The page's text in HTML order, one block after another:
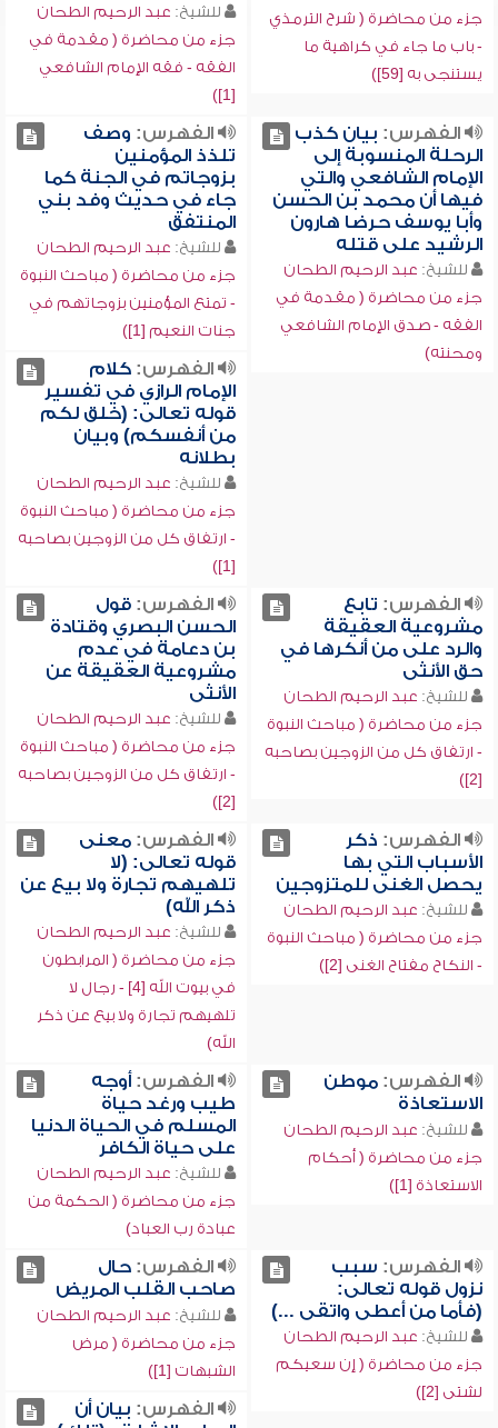
جزء من محاضرة ( شرح الترمذي
- باب ما جاء في كراهية ما
يستنجى به [59])
للشيخ: عبد الرحيم الطحان
جزء من محاضرة ( مقدمة في
الفقه - فقه الإمام الشافعي
[1])
الفهرس: بيان كذب
الرحلة المنسوبة إلى
الإمام الشافعي والتي
فيها أن محمد بن الحسن
وأبا يوسف حرضا هارون
الرشيد على قتله
للشيخ: عبد الرحيم الطحان
جزء من محاضرة ( مقدمة في
الفقه - صدق الإمام الشافعي
ومحنته)
الفهرس: وصف
تلذذ المؤمنين
بزوجاتم في الجنة كما
جاء في حديث وفد بني
المنتفق
للشيخ: عبد الرحيم الطحان
جزء من محاضرة ( مباحث النبوة
- تمتع المؤمنين بزوجاتهم في
جنات النعيم [1])
الفهرس:كلام
الإمام الرازي في تفسير
قوله تعالى: (خلق لكم
من أنفسكم) وبيان
بطلانه
للشيخ: عبد الرحيم الطحان
جزء من محاضرة ( مباحث النبوة
- ارتفاق كل من الزوجين بصاحبه
[1])
الفهرس: تابع
مشروعية العقيقة
والرد على من أنكرها في
حق الأنثى
للشيخ: عبد الرحيم الطحان
جزء من محاضرة ( مباحث النبوة
- ارتفاق كل من الزوجين بصاحبه
[2])
الفهرس:قول
الحسن البصري وقتادة
بن دعامة في عدم
مشروعية العقيقة عن
الأنثى
للشيخ: عبد الرحيم الطحان
جزء من محاضرة ( مباحث النبوة
- ارتفاق كل من الزوجين بصاحبه
[2])
الفهرس: ذكر
الأسباب التي بها
يحصل الغنى للمتزوجين
للشيخ: عبد الرحيم الطحان
جزء من محاضرة ( مباحث النبوة
- النكاح مفتاح الغنى [2])
الفهرس:معنى
قوله تعالى: (لا
تلهيهم تجارة ولا بيع عن
ذكر الله)
للشيخ: عبد الرحيم الطحان
جزء من محاضرة ( المرابطون
في بيوت الله [4] - رجال لا
تلهيهم تجارة ولا بيع عن ذكر
الله)
الفهرس:موطن
الاستعاذة
للشيخ: عبد الرحيم الطحان
جزء من محاضرة ( أحكام
الاستعاذة [1])
الفهرس:أوجه
طيب ورغد حياة
المسلم في الحياة الدنيا
على حياة الكافر
للشيخ: عبد الرحيم الطحان
جزء من محاضرة ( الحكمة من
عبادة رب العباد)
الفهرس: سبب
نزول قوله تعالى:
(فأما من أعطى واتقى ...)
للشيخ: عبد الرحيم الطحان
جزء من محاضرة ( إن سعيكم
لشتى [2])
الفهرس:حال
صاحب القلب المريض
للشيخ: عبد الرحيم الطحان
جزء من محاضرة ( مرض
الشبهات [1])
الفهرس: بيان أن